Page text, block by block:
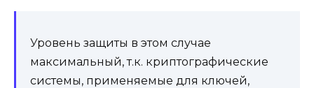
Уровень защиты в этом случае
максимальный, т.к. криптографические
системы, применяемые для ключей,